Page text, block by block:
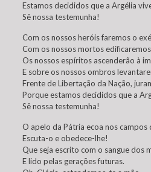
Estamos decididos que a Argélia
Sê nossa testemunha!
Com os nossos heróis faremos o
Com os nossos mortos
Os nossos espíritos ascenderão à
E sobre os nossos ombros
Frente de Libertação da Nação,
Porque estamos decididos que a
Sê nossa testemunha!
O apelo da Pátria ecoa nos campos
Escuta-o e obedece-lhe!
Que seja escrito com o sangue dos
E lido pelas gerações futuras.